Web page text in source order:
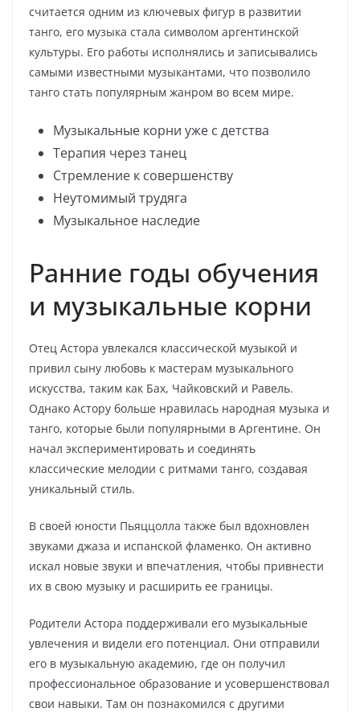
считается одним из ключевых фигур в развитии
танго, его музыка стала символом аргентинской
культуры. Его работы исполнялись и записывались
самыми известными музыкантами, что позволило
танго стать популярным жанром во всем мире.
Музыкальные корни уже с детства
Терапия через танец
Стремление к совершенству
Неутомимый трудяга
Музыкальное наследие
Ранние годы обучения
и музыкальные корни
Отец Астора увлекался классической музыкой и
привил сыну любовь к мастерам музыкального
искусства, таким как Бах, Чайковский и Равель.
Однако Астору больше нравилась народная музыка и
танго, которые были популярными в Аргентине. Он
начал экспериментировать и соединять
классические мелодии с ритмами танго, создавая
уникальный стиль.
В своей юности Пьяццолла также был вдохновлен
звуками джаза и испанской фламенко. Он активно
искал новые звуки и впечатления, чтобы привнести
их в свою музыку и расширить ее границы.
Родители Астора поддерживали его музыкальные
увлечения и видели его потенциал. Они отправили
его в музыкальную академию, где он получил
профессиональное образование и усовершенствовал
свои навыки. Там он познакомился с другими